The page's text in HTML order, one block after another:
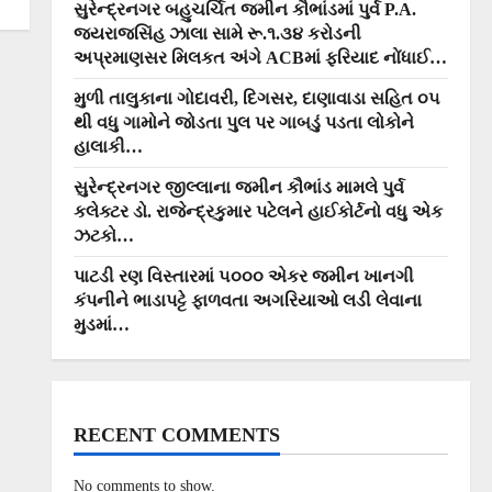
સુરેન્દ્રનગર બહુચર્ચિત જમીન કૌભાંડમાં પુર્વ P.A.
જયરાજસિંહ ઝાલા સામે રૂ.૧.૩૪ કરોડની
અપ્રમાણસર મિલકત અંગે ACBમાં ફરિયાદ નોંધાઈ…
મુળી તાલુકાના ગોદાવરી, દિગસર, દાણાવાડા સહિત ૦૫
થી વધુ ગામોને જોડતા પુલ પર ગાબડું પડતા લોકોને
હાલાકી…
સુરેન્દ્રનગર જીલ્લાના જમીન કૌભાંડ મામલે પુર્વ
કલેક્ટર ડો. રાજેન્દ્રકુમાર પટેલને હાઈકોર્ટનો વધુ એક
ઝટકો…
પાટડી રણ વિસ્તારમાં ૫૦૦૦ એકર જમીન ખાનગી
કંપનીને ભાડાપટ્ટે ફાળવતા અગરિયાઓ લડી લેવાના
મુડમાં…
RECENT COMMENTS
No comments to show.